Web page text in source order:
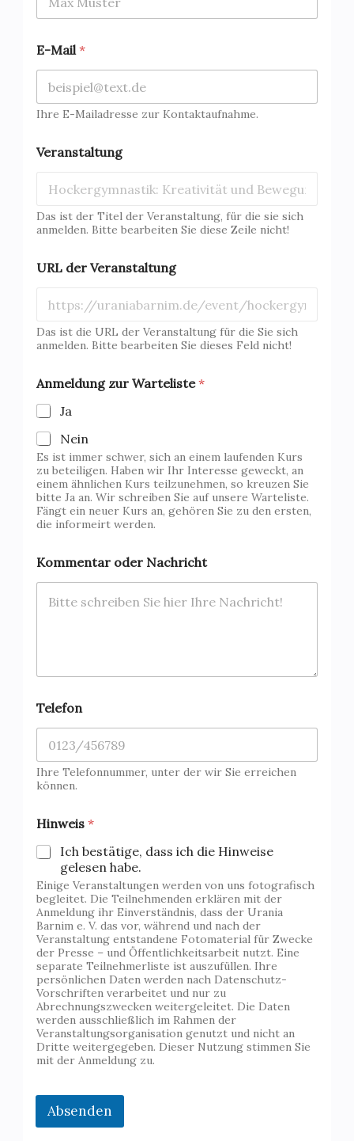
E-Mail*
Ihre E-Mailadresse zur Kontaktaufnahme.
Veranstaltung
Das ist der Titel der Veranstaltung, für die sie sich
anmelden. Bitte bearbeiten Sie diese Zeile nicht!
URL der Veranstaltung
Das ist die URL der Veranstaltung für die Sie sich
anmelden. Bitte bearbeiten Sie dieses Feld nicht!
*
W
a
r
t
e
l
i
s
t
Anmeldung zur Warteliste*
Ja
Nein
Es ist immer schwer, sich an einem laufenden Kurs
zu beteiligen. Haben wir Ihr Interesse geweckt, an
einem ähnlichen Kurs teilzunehmen, so kreuzen Sie
bitte Ja an. Wir schreiben Sie auf unsere Warteliste.
Fängt ein neuer Kurs an, gehören Sie zu den ersten,
die informeirt werden.
Kommentar oder Nachricht
Telefon
Ihre Telefonnummer, unter der wir Sie erreichen
können.
Hinweis *
Ich bestätige, dass ich die Hinweise
gelesen habe.
Einige Veranstaltungen werden von uns fotografisch
begleitet. Die Teilnehmenden erklären mit der
Anmeldung ihr Einverständnis, dass der Urania
Barnim e. V. das vor, während und nach der
Veranstaltung entstandene Fotomaterial für Zwecke
der Presse – und Öffentlichkeitsarbeit nutzt. Eine
separate Teilnehmerliste ist auszufüllen. Ihre
persönlichen Daten werden nach Datenschutz-
Vorschriften verarbeitet und nur zu
Abrechnungszwecken weitergeleitet. Die Daten
werden ausschließlich im Rahmen der
Veranstaltungsorganisation genutzt und nicht an
Dritte weitergegeben. Dieser Nutzung stimmen Sie
mit der Anmeldung zu.
Absenden